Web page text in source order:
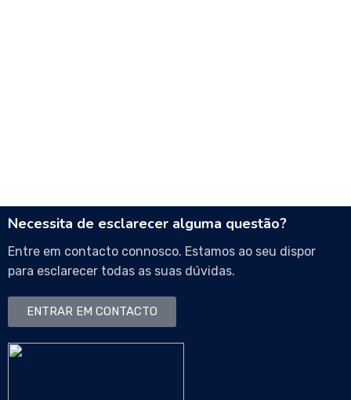
Necessita de esclarecer alguma questão?
Entre em contacto connosco. Estamos ao seu dispor
para esclarecer todas as suas dúvidas.
ENTRAR EM CONTACTO